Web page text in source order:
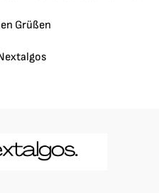
Grüßen